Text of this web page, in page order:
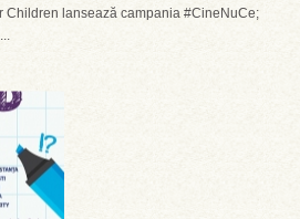
lansează campania #CineNuCe;